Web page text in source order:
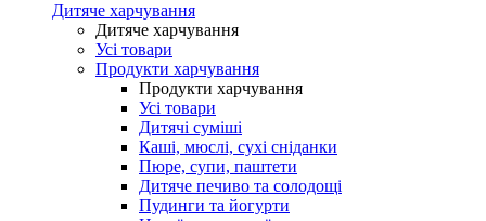
Дитяче харчування
Дитяче харчування
Усі товари
Продукти харчування
Продукти харчування
Усі товари
Дитячі суміші
Каші, мюслі, сухі сніданки
Пюре, супи, паштети
Дитяче печиво та солодощі
Пудинги та йогурти